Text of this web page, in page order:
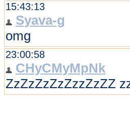
15:43:13
Syava-g
omg
23:00:58
CHyCMyMpNk
ZzZzZzZzZzzZzZZ